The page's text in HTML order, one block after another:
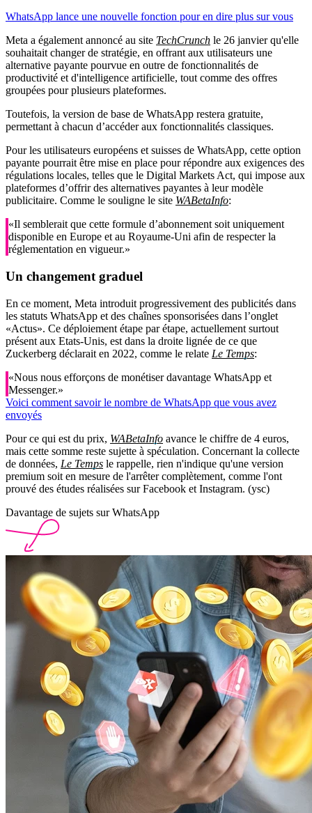
WhatsApp lance une nouvelle fonction pour en dire plus sur vous
Meta a également annoncé au site TechCrunch le 26 janvier qu'elle
souhaitait changer de stratégie, en offrant aux utilisateurs une
alternative payante pourvue en outre de fonctionnalités de
productivité et d'intelligence artificielle, tout comme des offres
groupées pour plusieurs plateformes.
Toutefois, la version de base de WhatsApp restera gratuite,
permettant à chacun d’accéder aux fonctionnalités classiques.
Pour les utilisateurs européens et suisses de WhatsApp, cette option
payante pourrait être mise en place pour répondre aux exigences des
régulations locales, telles que le Digital Markets Act, qui impose aux
plateformes d’offrir des alternatives payantes à leur modèle
publicitaire. Comme le souligne le site WABetaInfo:
«Il semblerait que cette formule d’abonnement soit uniquement
disponible en Europe et au Royaume-Uni afin de respecter la
réglementation en vigueur.»
Un changement graduel
En ce moment, Meta introduit progressivement des publicités dans
les statuts WhatsApp et des chaînes sponsorisées dans l’onglet
«Actus». Ce déploiement étape par étape, actuellement surtout
présent aux Etats-Unis, est dans la droite lignée de ce que
Zuckerberg déclarait en 2022, comme le relate Le Temps:
«Nous nous efforçons de monétiser davantage WhatsApp et
Messenger.»
Voici comment savoir le nombre de WhatsApp que vous avez
envoyés
Pour ce qui est du prix, WABetaInfo avance le chiffre de 4 euros,
mais cette somme reste sujette à spéculation. Concernant la collecte
de données, Le Temps le rappelle, rien n'indique qu'une version
premium soit en mesure de l'arrêter complètement, comme l'ont
prouvé des études réalisées sur Facebook et Instagram. (ysc)
Davantage de sujets sur WhatsApp